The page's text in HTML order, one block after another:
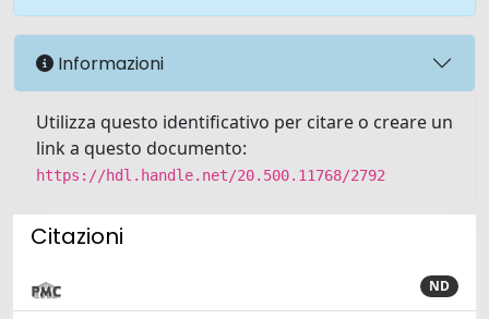
Informazioni
Utilizza questo identificativo per citare o creare un
link a questo documento:
https://hdl.handle.net/20.500.11768/2792
Citazioni
ND